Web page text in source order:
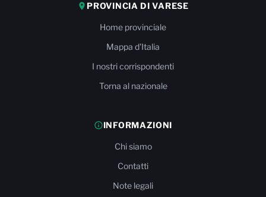
PROVINCIA DI VARESE
Home provinciale
Mappa d'Italia
I nostri corrispondenti
Torna al nazionale
INFORMAZIONI
Chi siamo
Contatti
Note legali